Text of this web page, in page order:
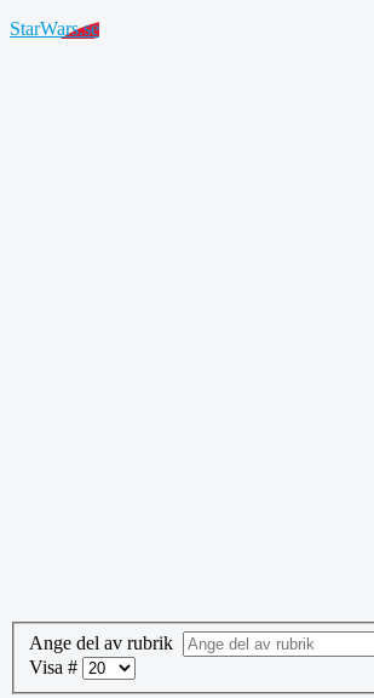
StarWars.se
Ange del av rubrik
Visa #